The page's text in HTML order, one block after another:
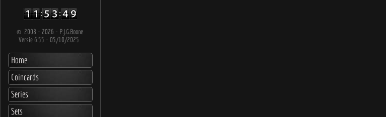
© 2008 - 2026 - P.J.G.Boone
Versie 6.55 - 05/10/2025
Home
Coincards
Series
Sets